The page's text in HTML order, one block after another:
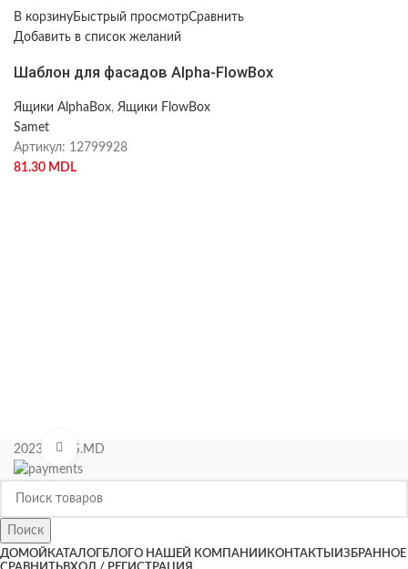
Нажмите, чтобы увеличить
В корзинуБыстрый просмотрСравнить
Добавить в список желаний
Шаблон для фасадов Alpha-FlowBox
Ящики AlphaBox, Ящики FlowBox
Samet
Артикул: 12799928
81.30 MDL
2023 KIPAS.MD
Поиск
ДОМОЙ КАТАЛОГ БЛОГ О НАШЕЙ КОМПАНИИ КОНТАКТЫ ИЗБРАННОЕ